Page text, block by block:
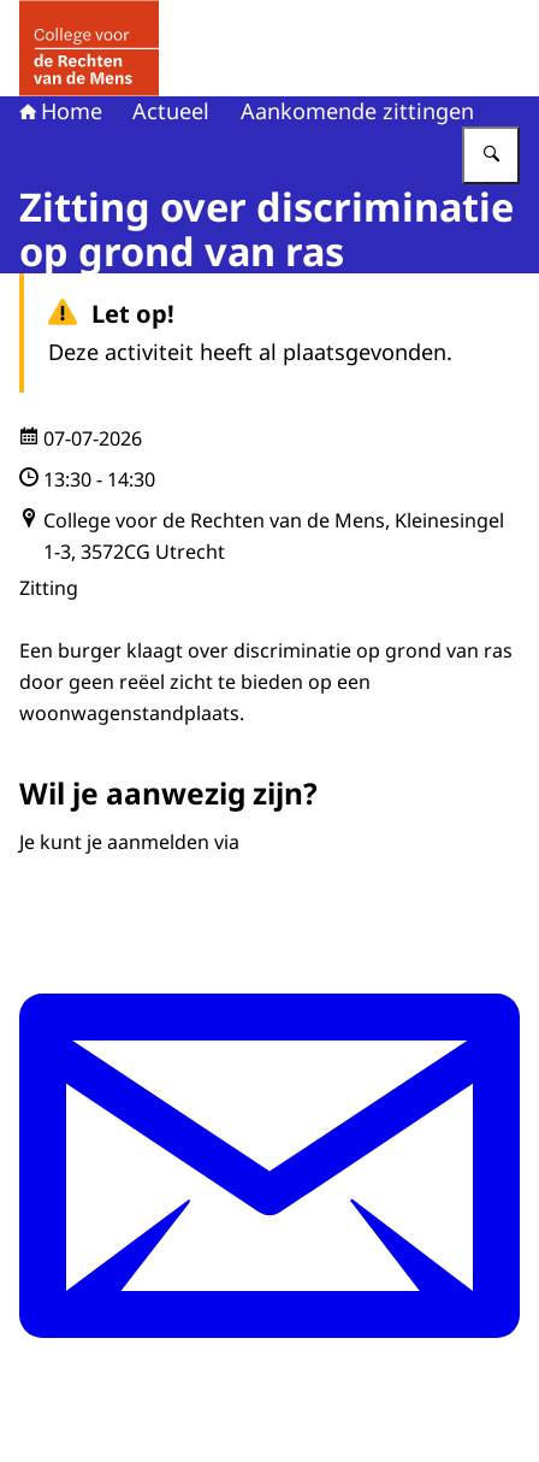
Home Actueel Aankomende zittingen
Zitting over discriminatie
op grond van ras
Let op!
Deze activiteit heeft al plaatsgevonden.
07-07-2026
13:30- 14:30
College voor de Rechten van de Mens, Kleinesingel
1-3, 3572CG Utrecht
Zitting
Een burger klaagt over discriminatie op grond van ras
door geen reëel zicht te bieden op een
woonwagenstandplaats.
Wil je aanwezig zijn?
Je kunt je aanmelden via